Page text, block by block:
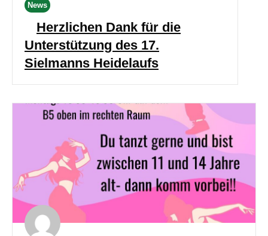
News
Herzlichen Dank für die
Unterstützung des 17.
Sielmanns Heidelaufs